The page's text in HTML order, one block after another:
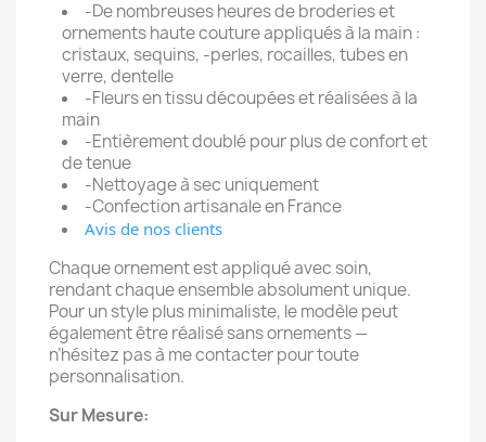
-De nombreuses heures de broderies et
ornements haute couture appliqués à la main :
cristaux, sequins, -perles, rocailles, tubes en
verre, dentelle
-Fleurs en tissu découpées et réalisées à la
main
-Entièrement doublé pour plus de confort et
de tenue
-Nettoyage à sec uniquement
-Confection artisanale en France
Avis de nos clients
Chaque ornement est appliqué avec soin,
rendant chaque ensemble absolument unique.
Pour un style plus minimaliste, le modèle peut
également être réalisé sans ornements —
n’hésitez pas à me contacter pour toute
personnalisation.
Sur Mesure: